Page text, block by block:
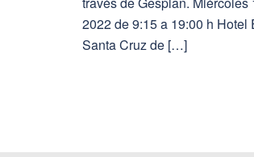
2022 de 9:15 a 19:00 h Hotel
Santa Cruz de […]